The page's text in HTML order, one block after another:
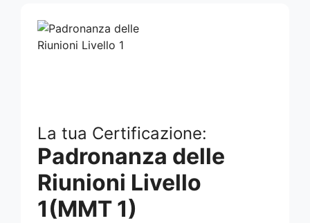
La tua Certificazione:
Padronanza delle
Riunioni Livello
1(MMT 1)